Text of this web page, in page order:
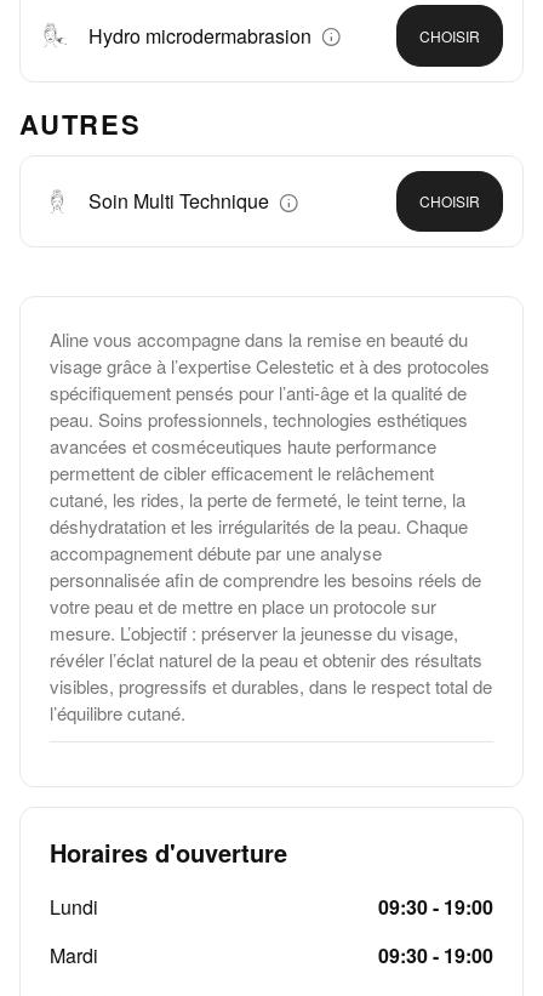
Hydro microdermabrasion CHOISIR
AUTRES
Soin Multi Technique CHOISIR
Aline vous accompagne dans la remise en beauté du
visage grâce à l’expertise Celestetic et à des protocoles
spécifiquement pensés pour l’anti-âge et la qualité de
peau. Soins professionnels, technologies esthétiques
avancées et cosméceutiques haute performance
permettent de cibler efficacement le relâchement
cutané, les rides, la perte de fermeté, le teint terne, la
déshydratation et les irrégularités de la peau. Chaque
accompagnement débute par une analyse
personnalisée afin de comprendre les besoins réels de
votre peau et de mettre en place un protocole sur
mesure. L’objectif : préserver la jeunesse du visage,
révéler l’éclat naturel de la peau et obtenir des résultats
visibles, progressifs et durables, dans le respect total de
l’équilibre cutané.
Horaires d'ouverture
Lundi
09:30 - 19:00
Mardi
09:30 - 19:00